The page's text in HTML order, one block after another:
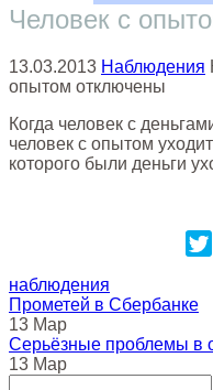
Человек с
13.03.2013 Наблюдения
опытом отключены
Когда человек с
человек с опытом
которого были деньги
наблюдения
Прометей в Сбербанке
13 Мар
Серьёзные проблемы в
13 Мар